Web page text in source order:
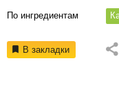
По ингредиентам
В закладки